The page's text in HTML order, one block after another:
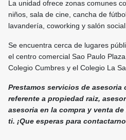
La unidad ofrece zonas comunes
niños, sala de cine, cancha de
lavandería, coworking y salón social.
Se encuentra cerca de lugares
el centro comercial Sao Paulo
Colegio Cumbres y el Colegio La
Prestamos servicios de asesoria
referente a propiedad raiz,
asesoria en la compra y venta
ti. ¡Que esperas para